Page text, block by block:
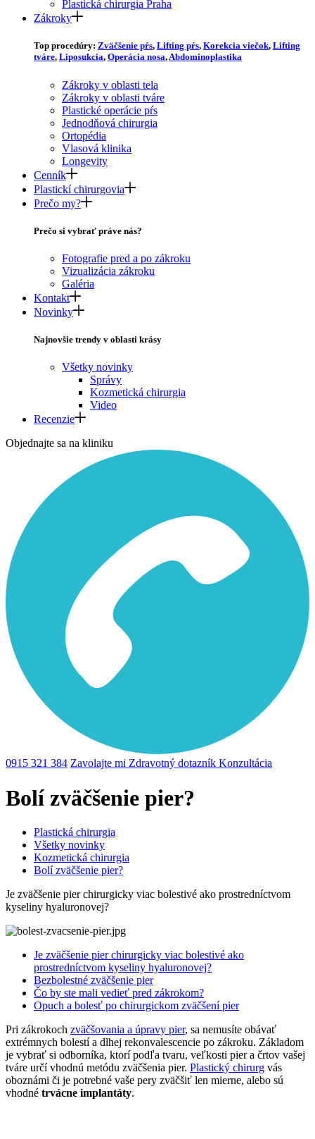
Plastická chirurgia Praha
Zákroky
Top procedúry: Zväčšenie pŕs, Lifting pŕs, Korekcia viečok, Lifting
tváre, Liposukcia, Operácia nosa,Abdominoplastika
Zákroky v oblasti tela
Zákroky v oblasti tváre
Plastické operácie pŕs
Jednodňová chirurgia
Ortopédia
Vlasová klinika
Longevity
Cenník
Plastickí chirurgovia
Prečo my?
Prečo si vybrať práve nás?
Fotografie pred a po zákroku
Vizualizácia zákroku
Galéria
Kontakt
Novinky
Najnovšie trendy v oblasti krásy
Všetky novinky
Správy
Kozmetická chirurgia
Video
Recenzie
Objednajte sa na kliniku
0915 321 384 Zavolajte mi Zdravotný dotazník Konzultácia
Bolí zväčšenie pier?
Plastická chirurgia
Všetky novinky
Kozmetická chirurgia
Bolí zväčšenie pier?
Je zväčšenie pier chirurgicky viac bolestivé ako prostredníctvom
kyseliny hyaluronovej?
Je zväčšenie pier chirurgicky viac bolestivé ako
prostredníctvom kyseliny hyaluronovej?
Bezbolestné zväčšenie pier
Čo by ste mali vedieť pred zákrokom?
Opuch a bolesť po chirurgickom zväčšení pier
Pri zákrokoch zväčšovania a úpravy pier, sa nemusíte obávať
extrémnych bolestí a dlhej rekonvalescencie po zákroku. Základom
je vybrať si odborníka, ktorí podľa tvaru, veľkosti pier a črtov vašej
tváre určí vhodnú metódu zväčšenia pier. Plastický chirurg vás
oboznámi či je potrebné vaše pery zväčšiť len mierne, alebo sú
vhodné trvácne implantáty.